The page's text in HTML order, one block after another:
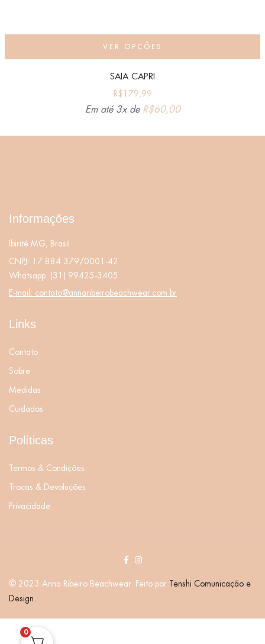
VER OPÇÕES
SAIA CAPRI
R$179,99
Em até 3x de R$60,00
Informações
Ibirité MG, Brasil
CNPJ: 17.884.379/0001-42
Whatsapp: (31) 99425-3405
E-mail: contato@annaribeirobeachwear.com.br
Links
Contato
Sobre
Medidas
Cuidados
Políticas
Termos & Condições
Trocas & Devoluções
Privacidade
© 2023 Anna Ribeiro Beachwear. Feito por Tenshi Comunicação e
Design.
0